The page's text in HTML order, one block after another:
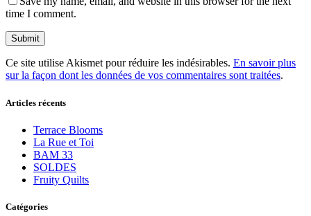
time I comment.
Ce site utilise Akismet pour réduire les indésirables. En savoir plus
sur la façon dont les données de vos commentaires sont traitées.
Articles récents
Terrace Blooms
La Rue et Toi
BAM 33
SOLDES
Fruity Quilts
Catégories